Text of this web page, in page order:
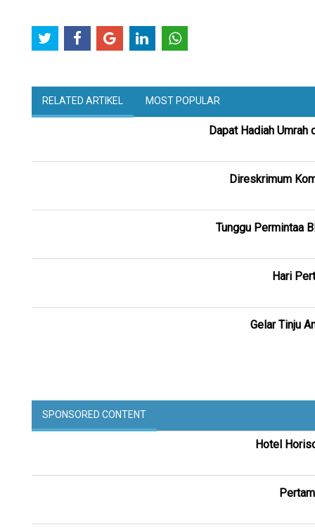
RELATED ARTIKEL MOST POPULAR
Dapat Hadiah
Direskrimum
Tunggu Permintaa
Hari
Gelar Tinju
SPONSORED CONTENT
Hotel